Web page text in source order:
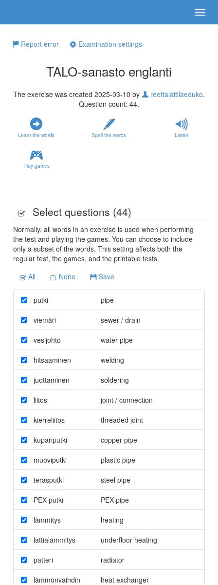
Report error Examination settings
TALO-sanasto englanti
The exercise was created 2025-03-10 by reettalaitilaeduko.
Question count: 44.
Learn the words Spell the words Listen
Play games
Select questions (44)
Normally, all words in an exercise is used when performing
the test and playing the games. You can choose to include
only a subset of the words. This setting affects both the
regular test, the games, and the printable tests.
All
None Save
putki pipe
viemäri sewer / drain
vesijohto water pipe
hitsaaminen welding
juottaminen soldering
liitos joint / connection
kierreliitos threaded joint
kupariputki copper pipe
muoviputki plastic pipe
teräsputki steel pipe
PEX-putki PEX pipe
lämmitys heating
lattialämmitys underfloor heating
patteri radiator
lämmönvaihdin heat exchanger